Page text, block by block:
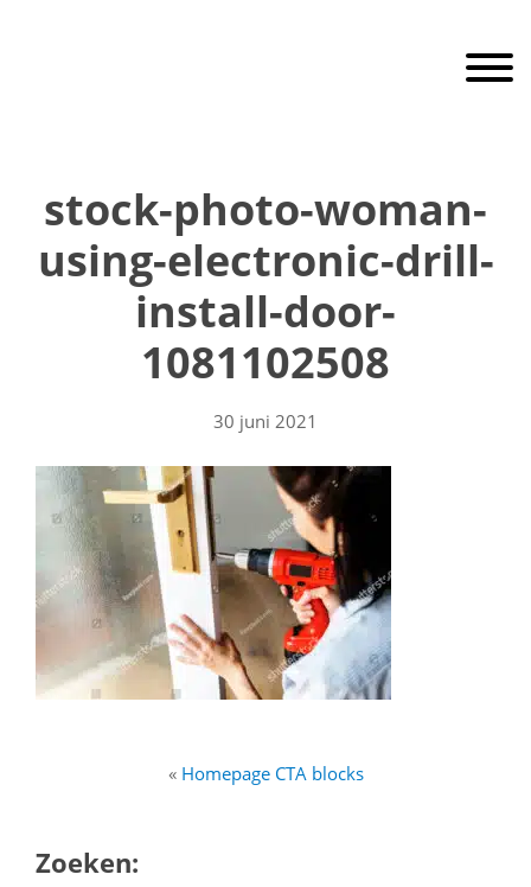
Toggle
Rechts
stock-photo-woman-
using-electronic-drill-
install-door-
1081102508
30 juni 2021
« Homepage CTA blocks
Zoeken: